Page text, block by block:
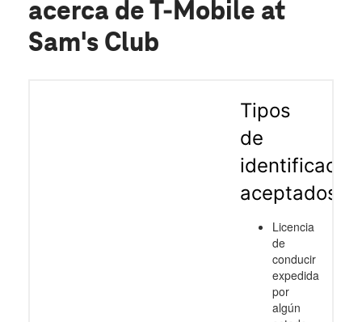
acerca de T-Mobile at
Sam's Club
Tipos
de
aceptados
Licencia
de
conducir
expedida
por
algún